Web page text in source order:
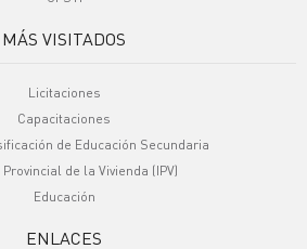
MÁS VISITADOS
Licitaciones
Capacitaciones
de Educación Secundaria
de la Vivienda (IPV)
Educación
ENLACES